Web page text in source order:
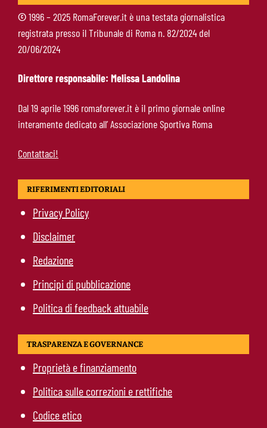
Soulé-Milan, la Roma detta le condizioni:
servono 35 milioni
©1996 – 2025 RomaForever.it è una testata giornalistica
registrata presso il Tribunale di Roma n. 82/2024 del
20/06/2024
Direttore responsabile: Melissa Landolina
Dal 19 aprile 1996 romaforever.it è il primo giornale online
interamente dedicato all’ Associazione Sportiva Roma
Contattaci!
RIFERIMENTI EDITORIALI
Privacy Policy
Disclaimer
Redazione
Principi di pubblicazione
Politica di feedback attuabile
TRASPARENZA E GOVERNANCE
Proprietà e finanziamento
Politica sulle correzioni e rettifiche
Codice etico